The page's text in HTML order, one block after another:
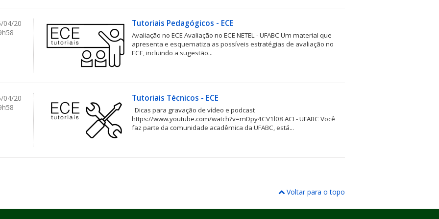
Tutoriais Pedagógicos - ECE
Avaliação no ECE Avaliação no ECE NETEL - UFABC Um material que
apresenta e esquematiza as possíveis estratégias de avaliação no
ECE, incluindo a sugestão...
04/20
Tutoriais Técnicos - ECE
Dicas para gravação de vídeo e podcast
https://www.youtube.com/watch?v=mDpy4CV1l08 ACI - UFABC Você
faz parte da comunidade acadêmica da UFABC, está...
04/20
Voltar para o topo